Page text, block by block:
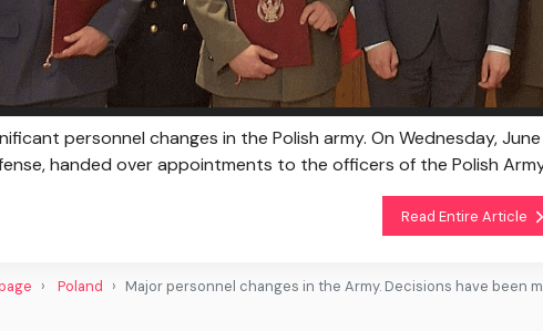
personnel changes in the Polish army. On Wednesday,
handed over appointments to the officers of the Polish
Read Entire Article
Poland Major personnel changes in the Army. Decisions have been